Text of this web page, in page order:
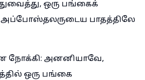
ஒரு பங்கைக்
பாதத்திலே
நோக்கி: அனனியாவே,
ஒரு பங்கை